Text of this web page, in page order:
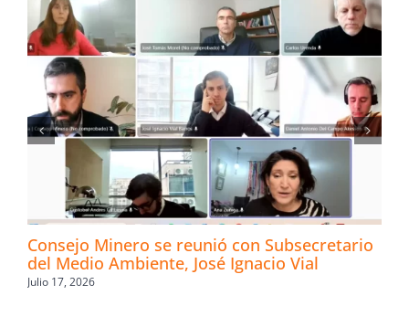
Consejo Minero se reunió con Subsecretario
del Medio Ambiente, José Ignacio Vial
Julio 17, 2026